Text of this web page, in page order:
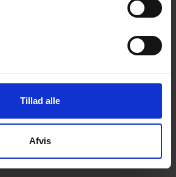
Tillad alle
Afvis
nästa staketprojekt
KATALOG